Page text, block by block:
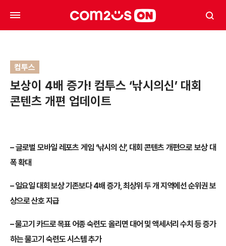
컴투스
보상이 4배 증가! 컴투스 ‘낚시의신’ 대회
콘텐츠 개편 업데이트
–글로벌 모바일 레포츠 게임 ‘낚시의 신’, 대회 콘텐츠 개편으로 보상 대
폭 확대
–일요일 대회 보상 기존보다 4배 증가, 최상위 두 개 지역에선 순위권 보
상으로 산호 지급
–물고기 카드로 목표 어종 숙련도 올리면 대어 및 액세서리 수치 등 증가
하는 물고기 숙련도 시스템 추가